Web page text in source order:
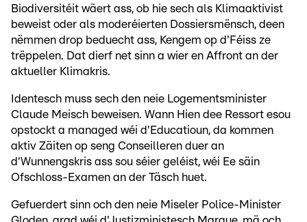
Biodiversitéit wäert ass, ob hie sech als Klimaaktivist
beweist oder als moderéierten Dossiersmënsch, deen
nëmmen drop beduecht ass, Kengem op d'Féiss ze
trëppelen. Dat dierf net sinn a wier en Affront an der
aktueller Klimakris.
Identesch muss sech den neie Logementsminister
Claude Meisch beweisen. Wann Hien dee Ressort esou
opstockt a managed wéi d'Educatioun, da kommen
aktiv Zäiten op seng Conseilleren duer an
d'Wunnengskris ass sou séier geléist, wéi Ee säin
Ofschloss-Examen an der Täsch huet.
Gefuerdert sinn och den neie Miseler Police-Minister